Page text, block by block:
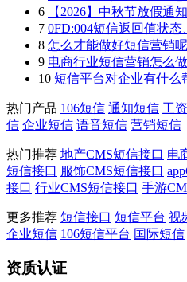
6
【2026】中秋节放假通知
7 0FD:004短信返回值状
8 怎么才能做好短信营销
9 电商行业短信营销怎么
10 短信平台对企业有什么
热门产品 106短信 通知短信 工
信 企业短信 语音短信 营销短信
热门推荐 地产CMS短信接口 电
短信接口 服饰CMS短信接口
接口 行业CMS短信接口 手游
更多推荐 短信接口 短信平台 视
企业短信 106短信平台 国际短信
资质认证